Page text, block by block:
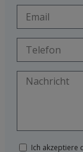
Ich akzeptiere